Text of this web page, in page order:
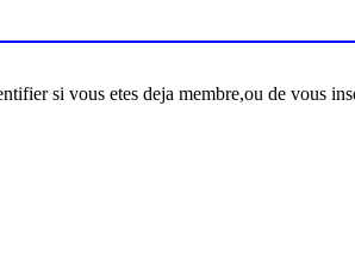
si vous etes deja membre,ou de vous